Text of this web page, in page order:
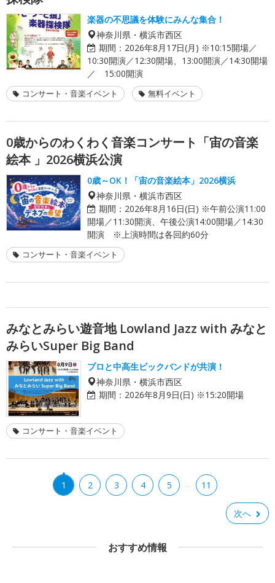
楽器の不思議を体験にみんな集合！
神奈川県・横浜市西区
期間： 2026年8月17日(月) ※10:15開場／
10:30開演／12:30開場、13:00開演／14:30開場
／ 15:00開演
コンサート・音楽イベント 無料イベント
0歳からのわくわく音楽コンサート「宙の音楽
絵本 」2026横浜公演
0歳～OK！「宙の音楽絵本」2026横浜
神奈川県・横浜市西区
期間： 2026年8月16日(日) ※午前公演11:00
開場／11:30開演、午後公演14:00開場／14:30
開演 ※上演時間は各回約60分
コンサート・音楽イベント
みなとみらい遊音地 Lowland Jazz with みなと
みらいSuper Big Band
プロと中高生ビックバンドが共演！
神奈川県・横浜市西区
期間： 2026年8月9日(日) ※15:20開場
コンサート・音楽イベント
1 2 3 4 5 … 11
次へ
おすすめ情報